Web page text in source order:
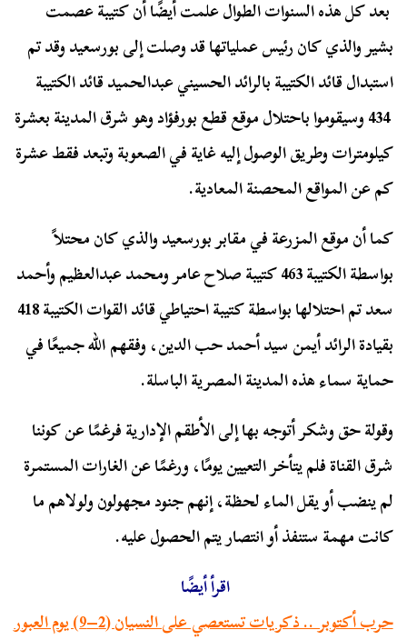
بعد كل هذه السنوات الطوال علمت أيضًا أن كتيبة عصمت
بشير والذي كان رئيس عملياتها قد وصلت إلى بورسعيد وقد تم
استبدال قائد الكتيبة بالرائد الحسيني عبدالحميد قائد الكتيبة
434 وسيقوموا باحتلال موقع قطع بورفؤاد وهو شرق المدينة بعشرة
كيلومترات وطريق الوصول إليه غاية في الصعوبة وتبعد فقط عشرة
كم عن المواقع المحصنة المعادية.
كما أن موقع المزرعة في مقابر بورسعيد والذي كان محتلاً
بواسطة الكتيبة 463 كتيبة صلاح عامر ومحمد عبدالعظيم وأحمد
سعد تم احتلالها بواسطة كتيبة احتياطي قائد القوات الكتيبة 418
بقيادة الرائد أيمن سيد أحمد حب الدين، وفقهم الله جميعًا في
حماية سماء هذه المدينة المصرية الباسلة.
وقولة حق وشكر أتوجه بها إلى الأطقم الإدارية فرغمًا عن كوننا
شرق القناة فلم يتأخر التعيين يومًا، ورغمًا عن الغارات المستمرة
لم ينضب أو يقل الماء لحظة، إنهم جنود مجهولون ولولاهم ما
كانت مهمة ستنفذ أو انتصار يتم الحصول عليه.
اقرأ أيضًا
حرب أكتوبر .. ذكريات تستعصي على النسيان (2–9) يوم العبور